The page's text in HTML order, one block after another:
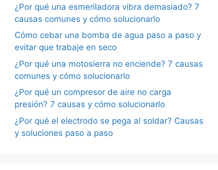
¿Por qué una esmeriladora vibra demasiado? 7
causas comunes y cómo solucionarlo
Cómo cebar una bomba de agua paso a paso y
evitar que trabaje en seco
¿Por qué una motosierra no enciende? 7 causas
comunes y cómo solucionarlo
¿Por qué un compresor de aire no carga
presión? 7 causas y cómo solucionarlo
¿Por qué el electrodo se pega al soldar? Causas
y soluciones paso a paso